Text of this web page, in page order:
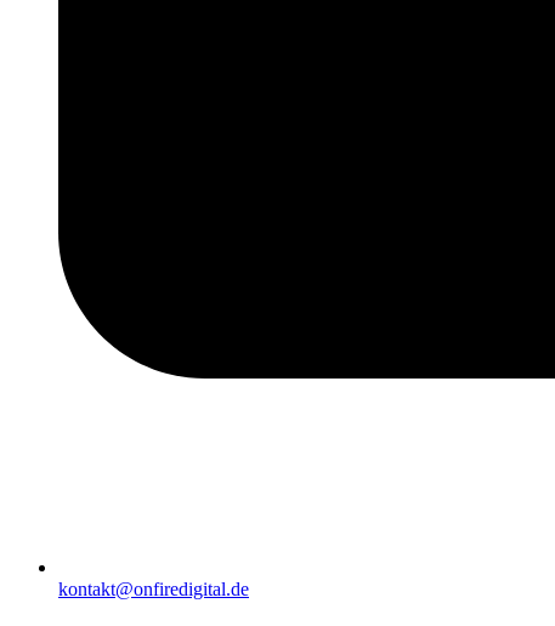
kontakt@onfiredigital.de